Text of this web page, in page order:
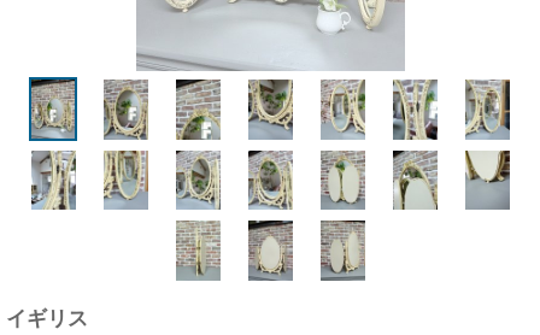
イギリス